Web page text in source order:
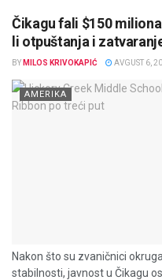
Čikagu fali $150
li otpuštanja i
BY MILOS KRIVOKAPIĆ AVGUST 6,
AMERIKA
Nakon što su zvaničnici
stabilnosti, javnost u Čikagu